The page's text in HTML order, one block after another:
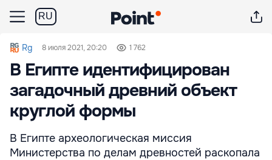
RU
Rg 8 июля 2021, 20:20 1 762
В Египте идентифицирован
загадочный древний объект
круглой формы
В Египте археологическая миссия
Министерства по делам древностей раскопала